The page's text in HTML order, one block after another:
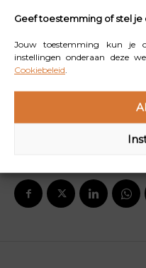
Geef toestemming of stel je
Jouw toestemming kun je
instellingen onderaan deze
Cookiebeleid
herkent het gevoel van
je denkt.’
code
korting, alleen deze